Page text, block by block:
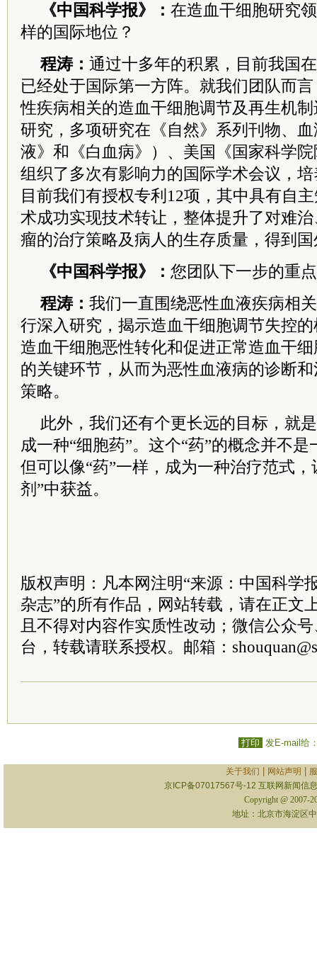
《中国科学报》： 在造血干细胞研究
样的国际地位？
程涛： 通过十多年的积累，目前我国
已经处于国际第一方阵。就我们团队而
性疾病相关的造血干细胞调节及再生机
研究，多项研究在《自然》系列刊物、
液》和《白血病》）、美国《国家科学
组织了多次有影响力的国际学术会议，
目前我们有授权专利12项，其中具有自
术成功实现技术转让，整体提升了对难
瘤的治疗策略及病人的生存质量，得到
《中国科学报》： 您团队下一步的重
程涛： 我们一直围绕恶性血液疾病相
行深入研究，揭示造血干细胞调节失控
造血干细胞恶性转化和促进正常造血干
的关键环节，从而为恶性血液病的诊断
策略。
此外，我们还有个更长远的目标，就
成一种“细胞药”。这个“药”的概念并不是
但可以像“药”一样，成为一种治疗范式
剂”中获益。
版权声明：凡本网注明“来源：中国科学
杂志”的所有作品，网站转载，请在正文
且不得对内容作实质性改动；微信公众
台，转载请联系授权。邮箱：
打印 发E-mail给
关于我们 网站声明
京ICP备07017567号-12 互联网新闻信
Copyright @ 2007-
地址：北京市海淀区